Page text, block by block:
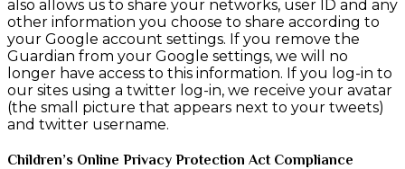
also allows us to share your networks, user ID and any
other information you choose to share according to
your Google account settings. If you remove the
Guardian from your Google settings, we will no
longer have access to this information. If you log-in to
our sites using a twitter log-in, we receive your avatar
(the small picture that appears next to your tweets)
and twitter username.
Children’s Online Privacy Protection Act Compliance